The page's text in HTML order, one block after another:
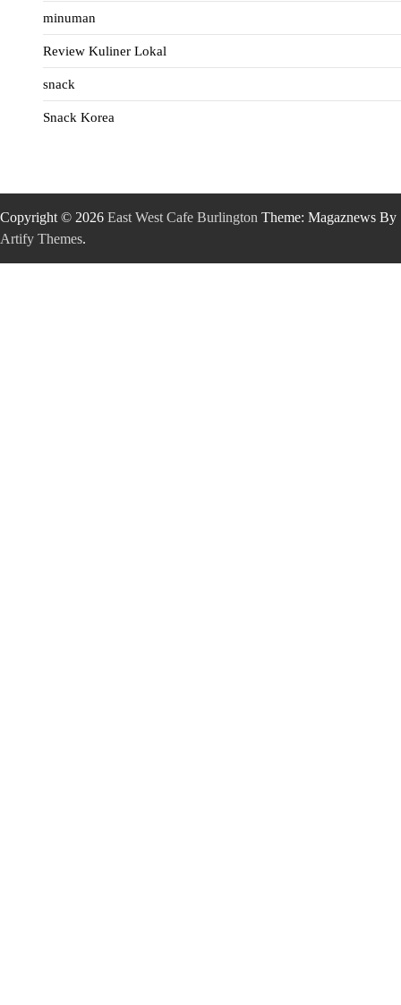
minuman
Review Kuliner Lokal
snack
Snack Korea
Copyright © 2026 East West Cafe Burlington Theme: Magaznews By
Artify Themes.